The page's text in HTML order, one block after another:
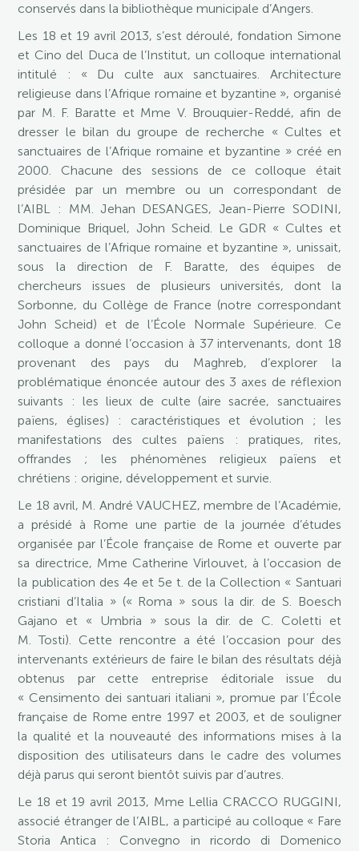
conservés dans la bibliothèque municipale d’Angers.
Les 18 et 19 avril 2013, s’est déroulé, fondation Simone
et Cino del Duca de l’Institut, un colloque international
intitulé : « Du culte aux sanctuaires. Architecture
religieuse dans l’Afrique romaine et byzantine », organisé
par M. F. Baratte et Mme V. Brouquier-Reddé, afin de
dresser le bilan du groupe de recherche « Cultes et
sanctuaires de l’Afrique romaine et byzantine » créé en
2000. Chacune des sessions de ce colloque était
présidée par un membre ou un correspondant de
l’AIBL : MM. Jehan DESANGES, Jean-Pierre SODINI,
Dominique Briquel, John Scheid. Le GDR « Cultes et
sanctuaires de l’Afrique romaine et byzantine », unissait,
sous la direction de F. Baratte, des équipes de
chercheurs issues de plusieurs universités, dont la
Sorbonne, du Collège de France (notre correspondant
John Scheid) et de l’École Normale Supérieure. Ce
colloque a donné l’occasion à 37 intervenants, dont 18
provenant des pays du Maghreb, d’explorer la
problématique énoncée autour des 3 axes de réflexion
suivants : les lieux de culte (aire sacrée, sanctuaires
païens, églises) : caractéristiques et évolution ; les
manifestations des cultes païens : pratiques, rites,
offrandes ; les phénomènes religieux païens et
chrétiens : origine, développement et survie.
Le 18 avril, M. André VAUCHEZ, membre de l’Académie,
a présidé à Rome une partie de la journée d’études
organisée par l’École française de Rome et ouverte par
sa directrice, Mme Catherine Virlouvet, à l’occasion de
la publication des 4e et 5e t. de la Collection « Santuari
cristiani d’Italia » (« Roma » sous la dir. de S. Boesch
Gajano et « Umbria » sous la dir. de C. Coletti et
M. Tosti). Cette rencontre a été l’occasion pour des
intervenants extérieurs de faire le bilan des résultats déjà
obtenus par cette entreprise éditoriale issue du
« Censimento dei santuari italiani », promue par l’École
française de Rome entre 1997 et 2003, et de souligner
la qualité et la nouveauté des informations mises à la
disposition des utilisateurs dans le cadre des volumes
déjà parus qui seront bientôt suivis par d’autres.
Le 18 et 19 avril 2013, Mme Lellia CRACCO RUGGINI,
associé étranger de l’AIBL, a participé au colloque « Fare
Storia Antica : Convegno in ricordo di Domenico